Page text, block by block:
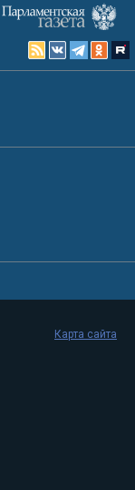
Карта сайта